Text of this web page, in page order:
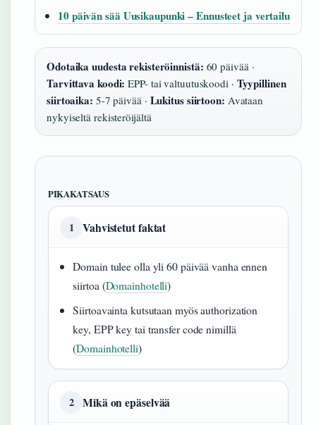
10 päivän sää Uusikaupunki – Ennusteet ja vertailu
Odotaika uudesta rekisteröinnistä: 60 päivää ·
Tarvittava koodi: EPP- tai valtuutuskoodi · Tyypillinen
siirtoaika: 5-7 päivää · Lukitus siirtoon: Avataan
nykyiseltä rekisteröijältä
PIKAKATSAUS
1 Vahvistetut faktat
Domain tulee olla yli 60 päivää vanha ennen
siirtoa (Domainhotelli)
Siirtoavainta kutsutaan myös authorization
key, EPP key tai transfer code nimillä
(Domainhotelli)
2 Mikä on epäselvää